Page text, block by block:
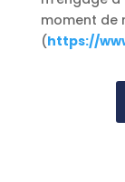
moment de
(https://